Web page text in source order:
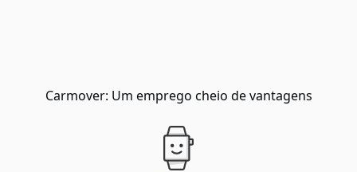
Carmover: Um emprego cheio de vantagens